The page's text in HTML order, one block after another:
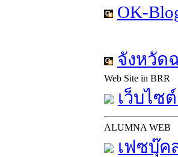
OK-
จังหวัด
Web Site in BRR
เว็บไซ
ALUMNA WEB
เฟซบุ๊ค